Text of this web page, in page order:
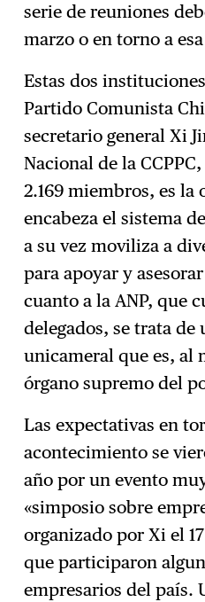
serie de reuniones
marzo o en torno a
Estas dos
Partido Comunista
secretario general Xi
Nacional de la
2.169 miembros, es la
encabeza el sistema
a su vez moviliza a
para apoyar y
cuanto a la ANP, que
delegados, se trata
unicameral que es, al
órgano supremo del
Las expectativas en
acontecimiento se
año por un evento
«simposio sobre
organizado por Xi el
que participaron
empresarios del país.